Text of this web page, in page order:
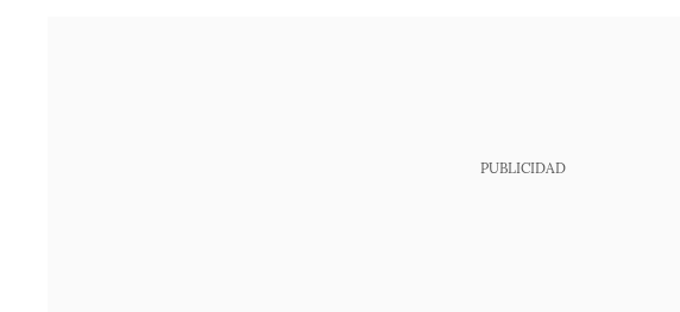
PUBLICIDAD